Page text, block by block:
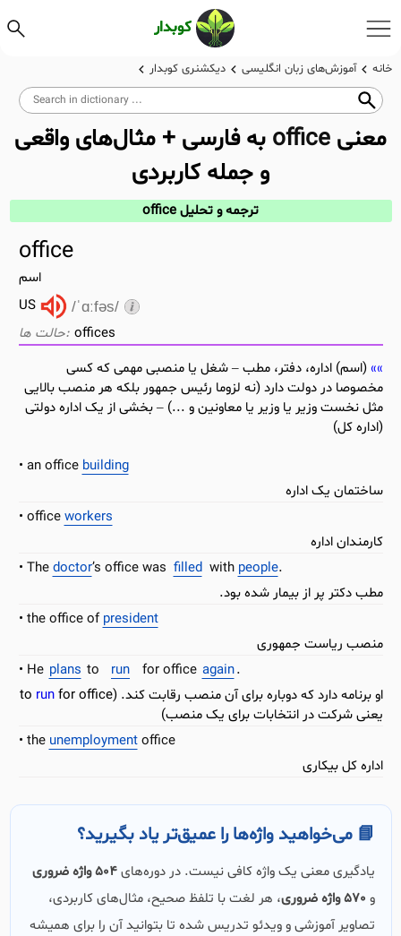
کوبدار
خانه آموزش‌های زبان انگلیسی دیکشنری کوبدار
معنی office به فارسی + مثال‌های واقعی
و جمله کاربردی
ترجمه و تحلیل office
office
اسم
US
/ˈɑːfəs/
offices
(اسم) اداره، دفتر، مطب – شغل یا منصبی مهمی که کسی
مخصوصا در دولت دارد (نه لزوما رئیس جمهور بلکه هر منصب بالایی
مثل نخست وزیر یا وزیر یا معاونین و ...) – بخشی از یک اداره دولتی
(اداره کل)
an office building
ساختمان یک اداره
officeworkers
کارمندان اداره
Thedoctor’s office was filled with people.
مطب دکتر پر از بیمار شده بود.
the office ofpresident
منصب ریاست جمهوری
He plans to run for office again.
او برنامه دارد که دوباره برای آن منصب رقابت کند. (to
runfor office
یعنی شرکت در انتخابات برای یک منصب)
the unemploymentoffice
اداره کل بیکاری
📘 می‌خواهید واژه‌ها را عمیق‌تر یاد بگیرید؟
یادگیری معنی یک واژه کافی نیست. در دوره‌های504 واژه ضروری
و 570 واژه ضروری
، هر لغت با تلفظ صحیح، مثال‌های کاربردی،
تصاویر آموزشی و ویدئو تدریس شده تا بتوانید آن را برای همیشه